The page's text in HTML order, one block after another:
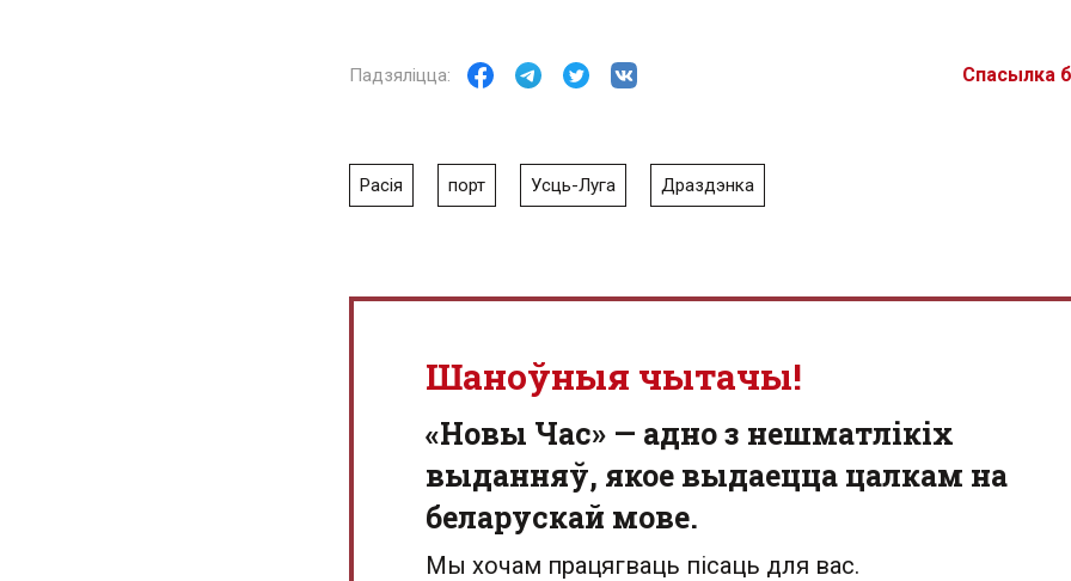
Спасылка
Расія порт Усць-Луга Драздэнка
Шаноўныя чытачы!
«Новы Час» — адно з нешматлікіх
выданняў, якое выдаецца цалкам на
беларускай мове.
Мы хочам працягваць пісаць для вас.